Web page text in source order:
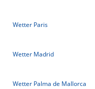
Wetter Paris
Wetter Madrid
Wetter Palma de Mallorca